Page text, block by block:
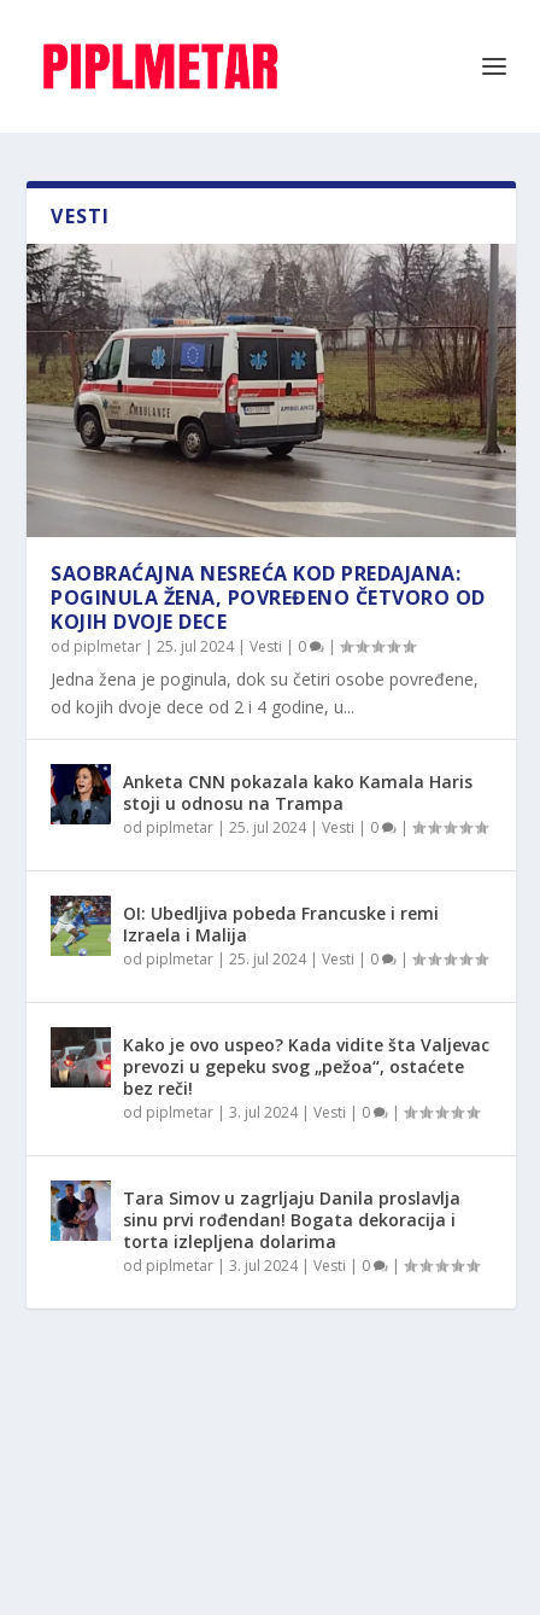
VESTI
SAOBRAĆAJNA NESREĆA KOD PREDAJANA:
POGINULA ŽENA, POVREĐENO ČETVORO OD
KOJIH DVOJE DECE
od piplmetar |25. jul 2024|Vesti | 0 |
Jedna žena je poginula, dok su četiri osobe povređene,
od kojih dvoje dece od 2 i 4 godine, u...
Anketa CNN pokazala kako Kamala Haris
stoji u odnosu na Trampa
od piplmetar |25. jul 2024|Vesti | 0 |
OI: Ubedljiva pobeda Francuske i remi
Izraela i Malija
od piplmetar |25. jul 2024|Vesti | 0 |
Kako je ovo uspeo? Kada vidite šta Valjevac
prevozi u gepeku svog „pežoa“, ostaćete
bez reči!
od piplmetar |3. jul 2024|Vesti | 0 |
Tara Simov u zagrljaju Danila proslavlja
sinu prvi rođendan! Bogata dekoracija i
torta izlepljena dolarima
od piplmetar |3. jul 2024|Vesti | 0 |